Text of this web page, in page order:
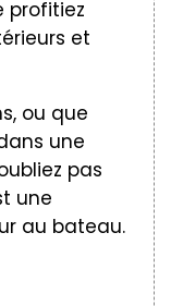
profitiez
et
ou que
une
pas
une
au bateau.